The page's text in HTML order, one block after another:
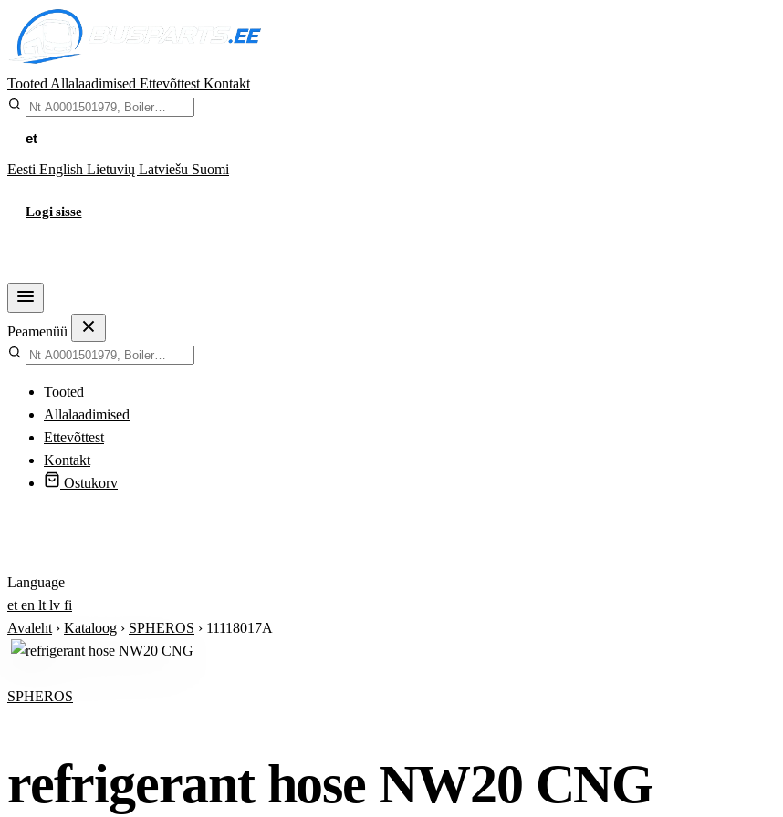
Tooted Allalaadimised Ettevõttest Kontakt
et
Eesti English Lietuvių Latviešu Suomi
Logi sisse
Peamenüü
Tooted
Allalaadimised
Ettevõttest
Kontakt
Ostukorv
Language
et en lt lv fi
Avaleht › Kataloog › SPHEROS › 11118017A
SPHEROS
refrigerant hose NW20 CNG